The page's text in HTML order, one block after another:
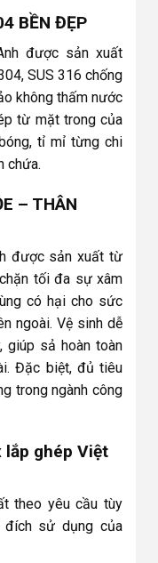
BỀN ĐẸP
được sản xuất
SUS 316 chống
không thấm nước
từ mặt trong của
tỉ mỉ từng chi
chứa.
– THÂN
được sản xuất từ
tối đa sự xâm
có hại cho sức
ngoài. Vệ sinh dễ
giúp sả hoàn toàn
Đặc biệt, đủ tiêu
trong ngành công
lắp ghép Việt
theo yêu cầu tùy
sử dụng của